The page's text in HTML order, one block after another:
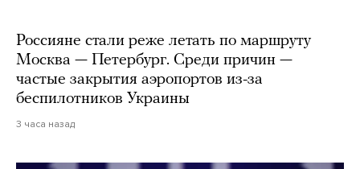
Россияне стали реже летать по маршруту
Москва — Петербург. Среди причин —
частые закрытия аэропортов из-за
беспилотников Украины
3 часа назад